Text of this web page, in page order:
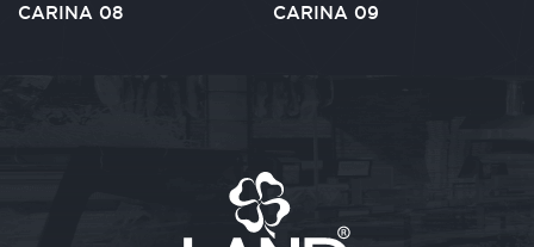
CARINA 08 CARINA 09